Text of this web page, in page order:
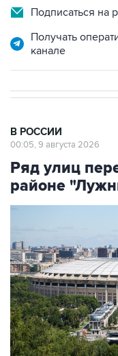
Получать
Ряд улиц
районе
Фото: Сергей Фадеичев/